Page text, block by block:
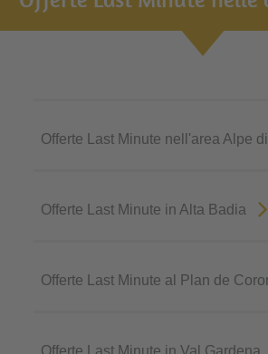
Offerte Last Minute nell'area Alpe
Offerte Last Minute in Alta Badia
Offerte Last Minute al Plan de
Offerte Last Minute in Val Gardena